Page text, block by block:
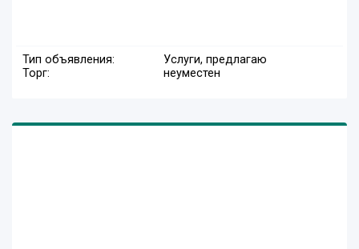
Тип объявления:
Услуги, предлагаю
Торг:
неуместен